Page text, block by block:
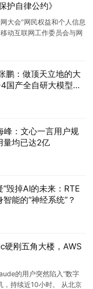
护自律公约》
大会"网民权益和个人信息
动互联网工作委员会与网
鹏：做顶天立地的大
国产全自研大模型今
峰：文心一言用户规
量均已达2亿
”毁掉AI的未来：RTE
能的“神经系统”？
刚五角大楼，AWS
的用户突然陷入“数字
持续近10小时。 从北京